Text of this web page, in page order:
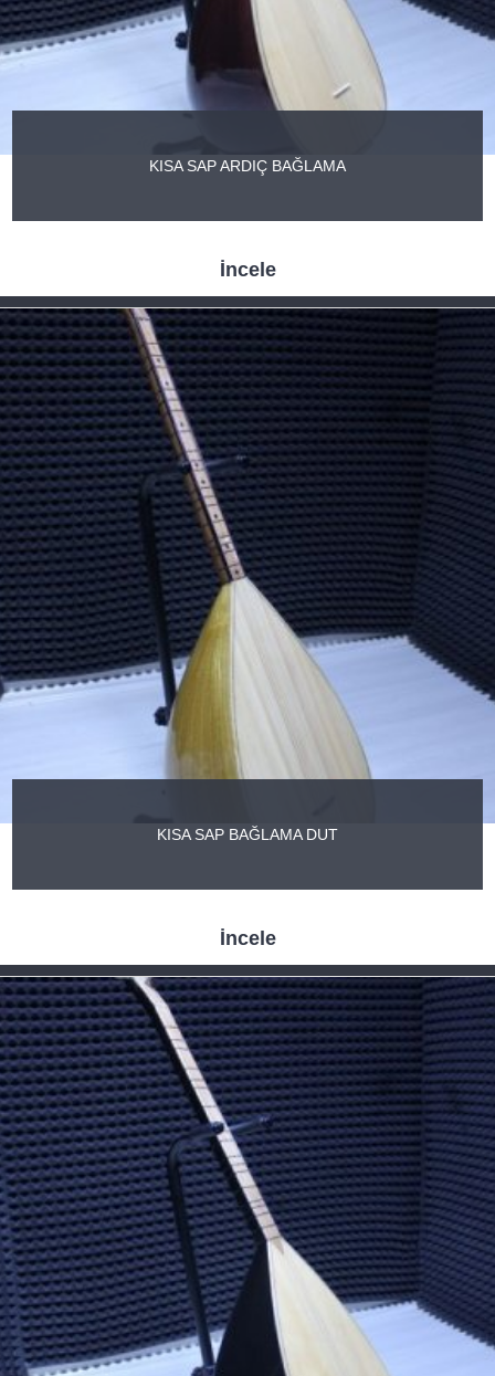
KISA SAP ARDIÇ BAĞLAMA
İncele
KISA SAP BAĞLAMA DUT
İncele